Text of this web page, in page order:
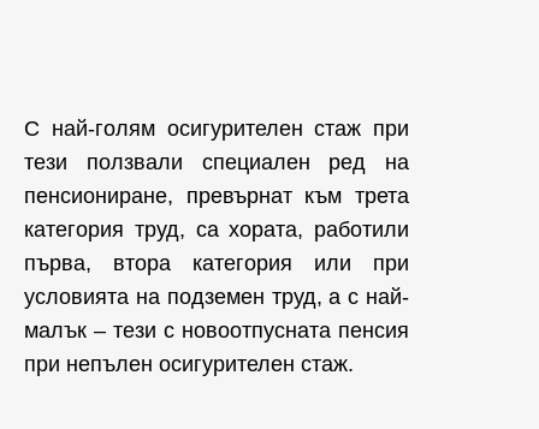
С най-голям осигурителен стаж при
тези ползвали специален ред на
пенсиониране, превърнат към трета
категория труд, са хората, работили
първа, втора категория или при
условията на подземен труд, а с най-
малък – тези с новоотпусната пенсия
при непълен осигурителен стаж.